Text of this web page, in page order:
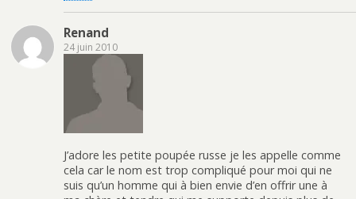
Renand
24 juin 2010
J’adore les petite poupée russe je les appelle comme
cela car le nom est trop compliqué pour moi qui ne
suis qu’un homme qui à bien envie d’en offrir une à